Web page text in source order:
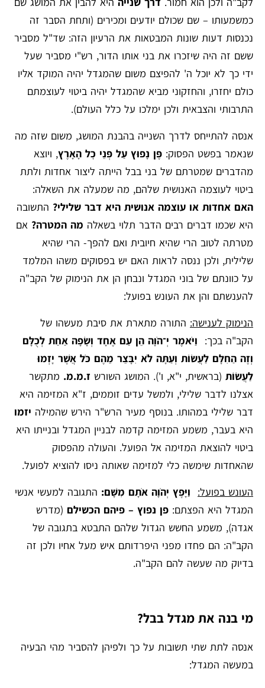
כמשמעותו – שם שכולם יודעים ומכירים (ותחת הסבר זה
נכנסות דעות שונות המבטאות את הרעיון הזה: שד"ל מסביר
ששם זה היה שיזכרו את בני אותו הדור, רש"י מסביר שעל
ידי כך לא יוכל ה' להפיצם משום שהמגדל יהיה המוקד אליו
כולם יחזרו, והחזקוני מביא שהמגדל יהיה ביטוי לעוצמתם
התרבותי והצבאית ולכן ימלכו על כלל העולם).
אנסה להתייחס לדרך השנייה בהבנת המושג, משום שזה מה
שנאמר בפשט הפסוק: פֶּן נָפוּץ עַל פְּנֵי כׇל הָאָרֶץ, ויוצא
מהדברים שמטרתם של בני בבל הייתה ליצור אחדות ולתת
ביטוי לעוצמה האנושית שלהם, מה שמעלה את השאלה:
האם אחדות או עוצמה אנושית היא דבר שלילי? התשובה
היא שכמו דברים רבים הדבר תלוי בשאלה מה המטרה? אם
מטרתה לטוב הרי שהיא חיובית ואם להפך- הרי שהיא
שלילית, ולכן ננסה לראות האם יש בפסוקים משהו המלמד
על כוונתם של בוני המגדל ונבחן הן את הנימוק של הקב"ה
להענשתם והן את העונש בפועל:
הנימוק לענישה: התורה מתארת את סיבת מעשהו של
הקב"ה בכך: וַיֹּאמֶר יְ־הֹוָה הֵן עַם אֶחָד וְשָׂפָה אַחַת לְכֻלָּם
וְזֶה הַחִלָּם לַעֲשׂוֹת וְעַתָּה לֹא יִבָּצֵר מֵהֶם כֹּל אֲשֶׁר יָזְמוּ
לַעֲשׂוֹת (בראשית, י"א, ו'). המושג השורש ז.מ.מ. מתקשר
אצלנו לדבר שלילי, ולמשל עדים זוממים, ז"א המזימה היא
דבר שלילי במהותו. בנוסף מעיר הרש"ר הירש שהמילה יזמו
היא בעבר, משמע המזימה קדמה לבניין המגדל ובנייתו היא
ביטוי להוצאת המזימה אל הפועל. והעולה מהפסוק
שהאחדות שימשה כלי למזימה שאותה ניסו להוציא לפועל.
העונש בפועל: וַיָּפֶץ יְהֹוָה אֹתָם מִשָּׁם: התגובה למעשי אנשי
המגדל היא הפצתם: פן נפוץ – פיהם הכשילם (מדרש
אגדה), משמע החשש הגדול שלהם התבטא בתגובה של
הקב"ה: הם פחדו מפני היפרדותם איש מעל אחיו ולכן זה
בדיוק מה שעשה להם הקב"ה.
מי בנה את מגדל בבל?
אנסה לתת שתי תשובות על כך ולפיהן להסביר מהי הבעיה
במעשה המגדל: